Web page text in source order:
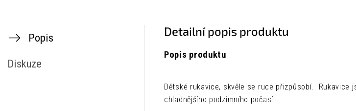
Popis
Diskuze
Detailní popis produktu
Popis produktu
Dětské rukavice, skvěle se ruce přizpůsobí. Rukavice
chladnějšího podzimního počasí.